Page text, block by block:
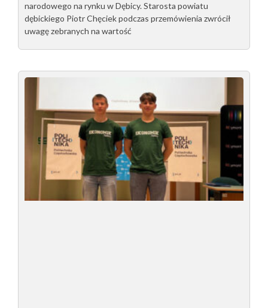
narodowego na rynku w Dębicy. Starosta powiatu
dębickiego Piotr Chęciek podczas przemówienia zwrócił
uwagę zebranych na wartość